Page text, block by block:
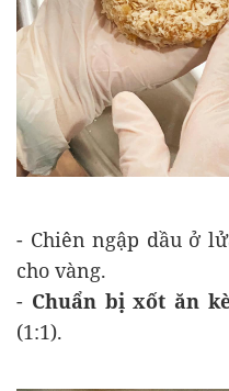
- Chiên ngập dầu ở
cho vàng.
- Chuẩn bị xốt ăn
(1:1).